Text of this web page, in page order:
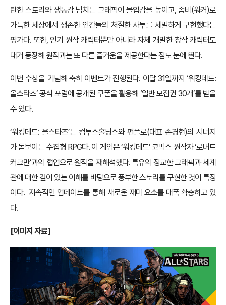
탄한 스토리와 생동감 넘치는 그래픽이 몰입감을 높이고, 좀비(워커)로
가득한 세상에서 생존한 인간들의 처절한 사투를 세밀하게 구현했다는
평가다. 또한, 인기 원작 캐릭터뿐만 아니라 자체 개발한 창작 캐릭터도
대거 등장해 원작과는 또 다른 즐거움을 제공한다는 점도 눈에 띈다.
이번 수상을 기념해 축하 이벤트가 진행된다. 이달 31일까지 ‘워킹데드:
올스타즈’ 공식 포럼에 공개된 쿠폰을 활용해 ‘일반 모집권 30개’를 받을
수 있다.
‘워킹데드: 올스타즈’는 컴투스홀딩스와 펀플로(대표 손경현)의 시너지
가 돋보이는 수집형 RPG다. 이 게임은 ‘워킹데드’ 코믹스 원작자 ‘로버트
커크만’과의 협업으로 원작을 재해석했다. 특유의 정교한 그래픽과 세계
관에 대한 깊이 있는 이해를 바탕으로 풍부한 스토리를 구현한 것이 특징
이다. 지속적인 업데이트를 통해 새로운 재미 요소를 대폭 확충하고 있
다.
[이미지 자료]